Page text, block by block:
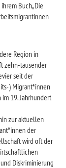
Buch„Die
Region in
zehn-tausender
seit der
) Migrant*innen
19. Jahrhundert
zur aktuellen
der
wird oft der
Diskriminierung